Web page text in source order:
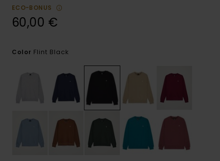
ECO-BONUS
60,00 €
Color Flint Black